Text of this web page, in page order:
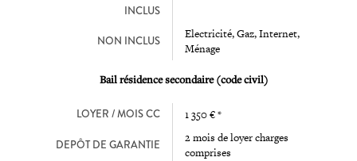
INCLUS
NON INCLUS
Electricité, Gaz, Internet,
Ménage
Bail résidence secondaire (code civil)
LOYER / MOIS CC 1 350 € *
DEPÔT DE GARANTIE
2 mois de loyer charges
comprises